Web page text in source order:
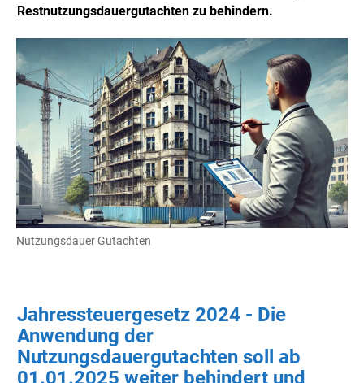
Restnutzungsdauergutachten zu behindern.
Nutzungsdauer Gutachten
Jahressteuergesetz 2024 - Die
Anwendung der
Nutzungsdauergutachten soll ab
01.01.2025 weiter behindert und